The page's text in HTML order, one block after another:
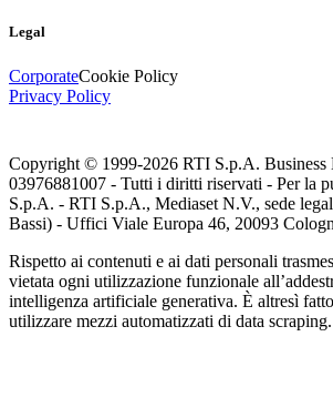
Legal
CorporateCookie Policy
Privacy Policy
Copyright © 1999-2026 RTI S.p.A. Business
03976881007 - Tutti i diritti riservati - Per la
S.p.A. - RTI S.p.A., Mediaset N.V., sede
Bassi) - Uffici Viale Europa 46, 20093
Rispetto ai contenuti e ai dati personali
vietata ogni utilizzazione funzionale
intelligenza artificiale generativa. È altresì
utilizzare mezzi automatizzati di data scraping.